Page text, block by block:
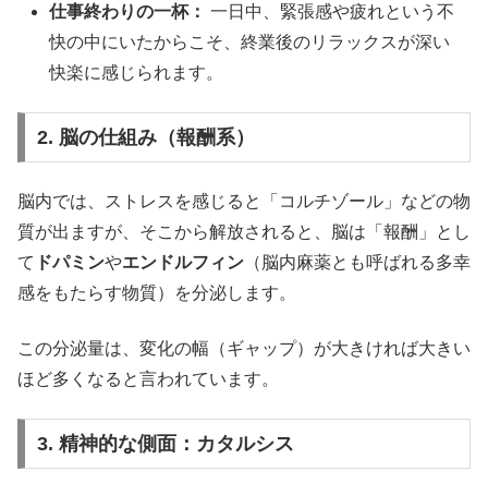
仕事終わりの一杯： 一日中、緊張感や疲れという不
快の中にいたからこそ、終業後のリラックスが深い
快楽に感じられます。
2. 脳の仕組み（報酬系）
脳内では、ストレスを感じると「コルチゾール」などの物
質が出ますが、そこから解放されると、脳は「報酬」とし
て ドパミンやエンドルフィン （脳内麻薬とも呼ばれる多幸
感をもたらす物質）を分泌します。
この分泌量は、変化の幅（ギャップ）が大きければ大きい
ほど多くなると言われています。
3. 精神的な側面：カタルシス